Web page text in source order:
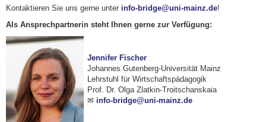
Kontaktieren Sie uns gerne unter info-bridge@uni-mainz.de!
Als Ansprechpartnerin steht Ihnen gerne zur Verfügung:
Jennifer Fischer
Johannes Gutenberg-Universität Mainz
Lehrstuhl für Wirtschaftspädagogik
Prof. Dr. Olga Zlatkin-Troitschanskaia
✉ info-bridge@uni-mainz.de